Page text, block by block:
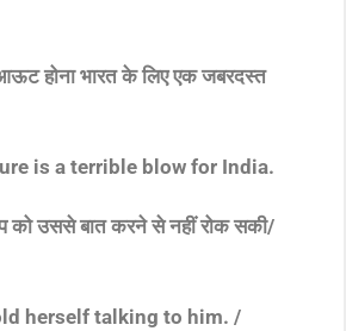
होना भारत के लिए एक जबरदस्त
is a terrible blow for India.
को उससे बात करने से नहीं रोक सकी/
herself talking to him. /